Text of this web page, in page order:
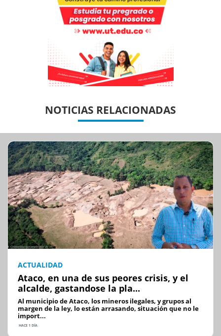
NOTICIAS RELACIONADAS
ACTUALIDAD
Ataco, en una de sus peores crisis, y el
alcalde, gastandose la pla...
Al municipio de Ataco, los mineros ilegales, y grupos al
margen de la ley, lo están arrasando, situación que no le
import...
HACE 1 DÍA